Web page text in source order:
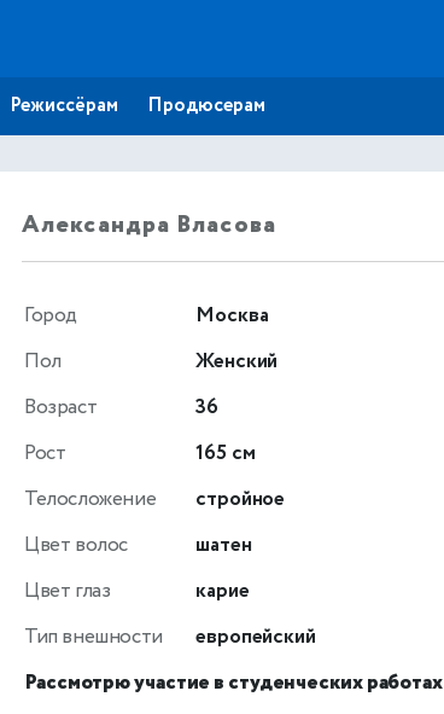
Режиссёрам Продюсерам
Александра Власова
Город
Москва
Пол
Женский
Возраст
36
Рост
165 см
Телосложение
стройное
Цвет волос
шатен
Цвет глаз
карие
Тип внешности
европейский
Рассмотрю участие в студенческих работах